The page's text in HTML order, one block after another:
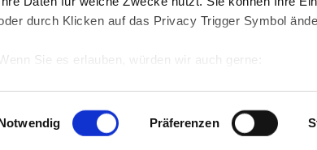
durch Klicken auf das Privacy Trigger Symbol
Sie es erlauben, würden wir auch gerne:
Ihr Gerät durch aktives Scannen nach
Erfahren Sie mehr darüber, wie Ihre persönlichen
Einwilligungsauswahl
Präferenzen